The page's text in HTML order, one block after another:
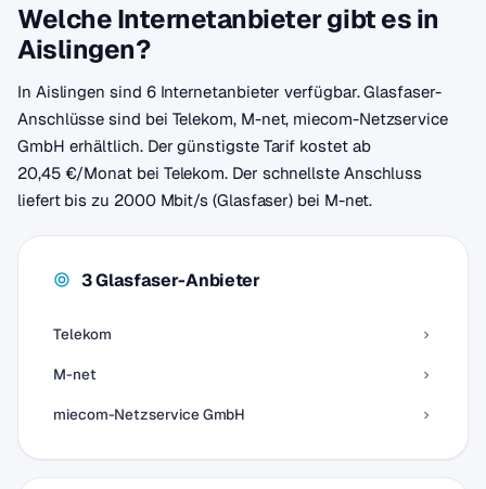
Welche Internetanbieter gibt es in
Aislingen?
In Aislingen sind 6 Internetanbieter verfügbar. Glasfaser-
Anschlüsse sind bei Telekom, M-net, miecom-Netzservice
GmbH erhältlich. Der günstigste Tarif kostet ab
20,45 €/Monat bei Telekom. Der schnellste Anschluss
liefert bis zu 2000 Mbit/s (Glasfaser) bei M-net.
3 Glasfaser-Anbieter
Telekom
M-net
miecom-Netzservice GmbH